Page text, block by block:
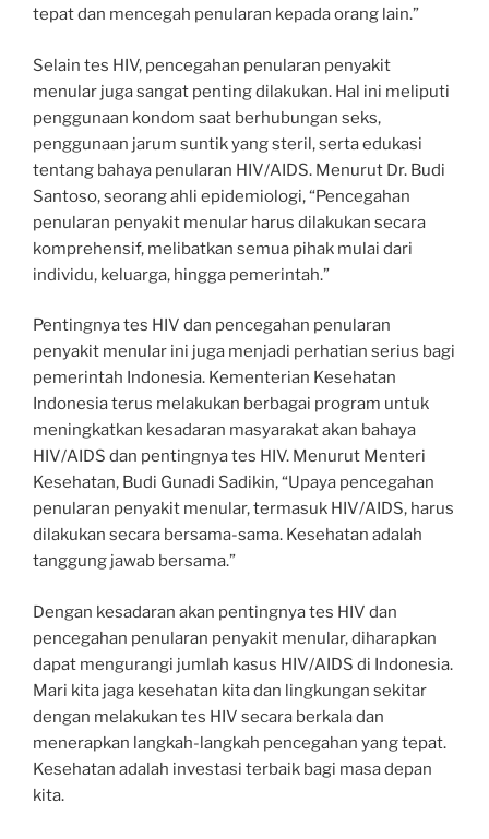
tepat dan mencegah penularan kepada orang lain.”
Selain tes HIV, pencegahan penularan penyakit
menular juga sangat penting dilakukan. Hal ini meliputi
penggunaan kondom saat berhubungan seks,
penggunaan jarum suntik yang steril, serta edukasi
tentang bahaya penularan HIV/AIDS. Menurut Dr. Budi
Santoso, seorang ahli epidemiologi, “Pencegahan
penularan penyakit menular harus dilakukan secara
komprehensif, melibatkan semua pihak mulai dari
individu, keluarga, hingga pemerintah.”
Pentingnya tes HIV dan pencegahan penularan
penyakit menular ini juga menjadi perhatian serius bagi
pemerintah Indonesia. Kementerian Kesehatan
Indonesia terus melakukan berbagai program untuk
meningkatkan kesadaran masyarakat akan bahaya
HIV/AIDS dan pentingnya tes HIV. Menurut Menteri
Kesehatan, Budi Gunadi Sadikin, “Upaya pencegahan
penularan penyakit menular, termasuk HIV/AIDS, harus
dilakukan secara bersama-sama. Kesehatan adalah
tanggung jawab bersama.”
Dengan kesadaran akan pentingnya tes HIV dan
pencegahan penularan penyakit menular, diharapkan
dapat mengurangi jumlah kasus HIV/AIDS di Indonesia.
Mari kita jaga kesehatan kita dan lingkungan sekitar
dengan melakukan tes HIV secara berkala dan
menerapkan langkah-langkah pencegahan yang tepat.
Kesehatan adalah investasi terbaik bagi masa depan
kita.